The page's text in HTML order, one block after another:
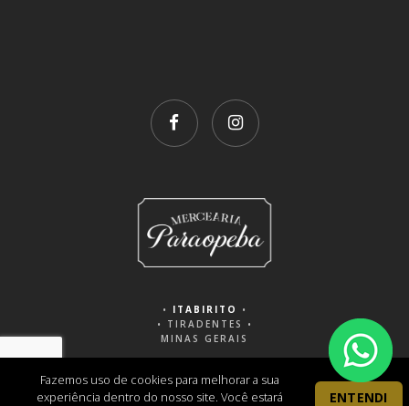
• ITABIRITO
•
• TIRADENTES •
MINAS GERAIS
AMPLO
Fazemos uso de cookies para melhorar a sua
experiência dentro do nosso site. Você estará
ENTENDI